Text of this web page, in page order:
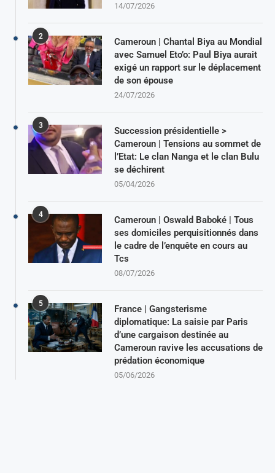
14/07/2026
2
Cameroun | Chantal Biya au Mondial
avec Samuel Eto’o: Paul Biya aurait
exigé un rapport sur le déplacement
de son épouse
24/07/2026
3
Succession présidentielle >
Cameroun | Tensions au sommet de
l’Etat: Le clan Nanga et le clan Bulu
se déchirent
05/04/2026
4
Cameroun | Oswald Baboké | Tous
ses domiciles perquisitionnés dans
le cadre de l’enquête en cours au
Tcs
08/07/2026
5
France | Gangsterisme
diplomatique: La saisie par Paris
d’une cargaison destinée au
Cameroun ravive les accusations de
prédation économique
05/06/2026